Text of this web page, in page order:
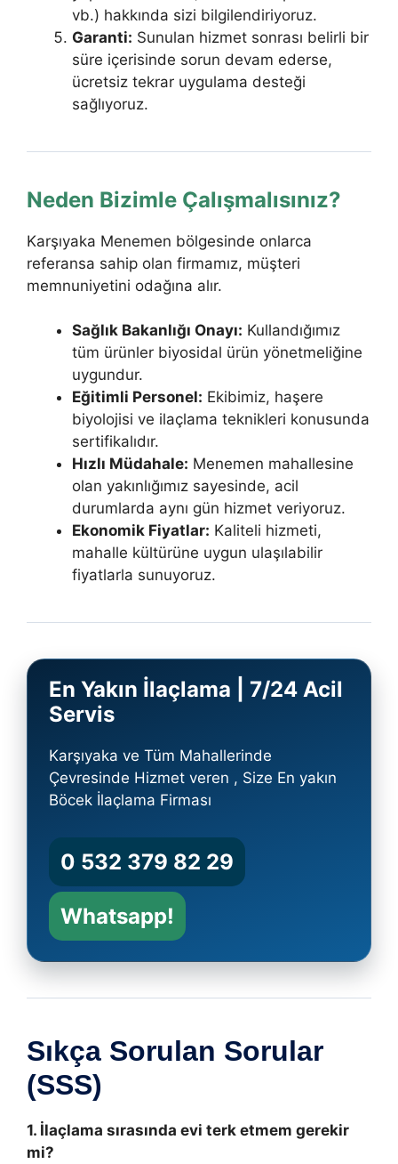
vb.) hakkında sizi bilgilendiriyoruz.
Garanti: Sunulan hizmet sonrası belirli bir
süre içerisinde sorun devam ederse,
ücretsiz tekrar uygulama desteği
sağlıyoruz.
Neden Bizimle Çalışmalısınız?
Karşıyaka Menemen bölgesinde onlarca
referansa sahip olan firmamız, müşteri
memnuniyetini odağına alır.
Sağlık Bakanlığı Onayı: Kullandığımız
tüm ürünler biyosidal ürün yönetmeliğine
uygundur.
Eğitimli Personel: Ekibimiz, haşere
biyolojisi ve ilaçlama teknikleri konusunda
sertifikalıdır.
Hızlı Müdahale: Menemen mahallesine
olan yakınlığımız sayesinde, acil
durumlarda aynı gün hizmet veriyoruz.
Ekonomik Fiyatlar: Kaliteli hizmeti,
mahalle kültürüne uygun ulaşılabilir
fiyatlarla sunuyoruz.
En Yakın İlaçlama | 7/24 Acil
Servis
Karşıyaka ve Tüm Mahallerinde
Çevresinde Hizmet veren , Size En yakın
Böcek İlaçlama Firması
0 532 379 82 29
Whatsapp!
Sıkça Sorulan Sorular
(SSS)
1. İlaçlama sırasında evi terk etmem gerekir
mi?